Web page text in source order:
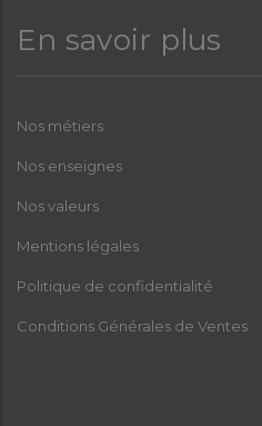
En savoir plus
Nos métiers
Nos enseignes
Nos valeurs
Mentions légales
Politique de confidentialité
Conditions Générales de Ventes